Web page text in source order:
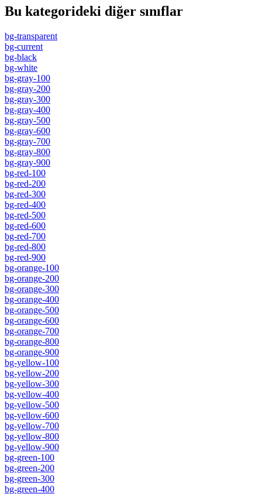
Bu kategorideki diğer sınıflar
bg-transparent
bg-current
bg-black
bg-white
bg-gray-100
bg-gray-200
bg-gray-300
bg-gray-400
bg-gray-500
bg-gray-600
bg-gray-700
bg-gray-800
bg-gray-900
bg-red-100
bg-red-200
bg-red-300
bg-red-400
bg-red-500
bg-red-600
bg-red-700
bg-red-800
bg-red-900
bg-orange-100
bg-orange-200
bg-orange-300
bg-orange-400
bg-orange-500
bg-orange-600
bg-orange-700
bg-orange-800
bg-orange-900
bg-yellow-100
bg-yellow-200
bg-yellow-300
bg-yellow-400
bg-yellow-500
bg-yellow-600
bg-yellow-700
bg-yellow-800
bg-yellow-900
bg-green-100
bg-green-200
bg-green-300
bg-green-400